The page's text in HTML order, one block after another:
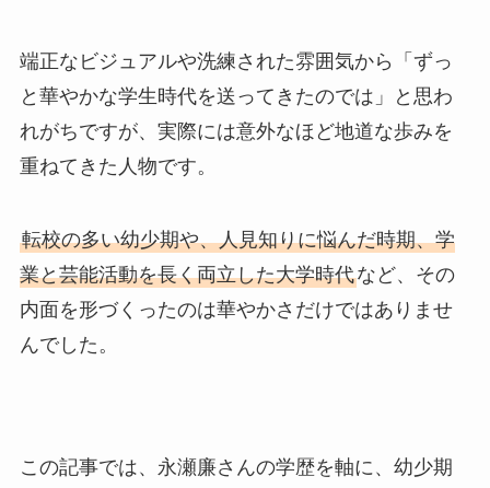
端正なビジュアルや洗練された雰囲気から「ずっ
と華やかな学生時代を送ってきたのでは」と思わ
れがちですが、実際には意外なほど地道な歩みを
重ねてきた人物です。
転校の多い幼少期や、人見知りに悩んだ時期、学
業と芸能活動を長く両立した大学時代など、その
内面を形づくったのは華やかさだけではありませ
んでした。
この記事では、永瀬廉さんの学歴を軸に、幼少期